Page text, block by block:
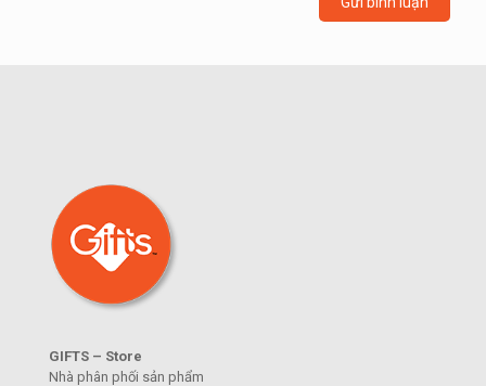
GIFTS – Store
Nhà phân phối sản phẩm